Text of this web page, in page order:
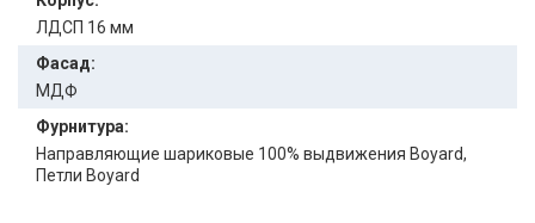
ЛДСП 16 мм
Фасад:
МДФ
Фурнитура:
Направляющие шариковые 100% выдвижения Boyard,
Петли Boyard